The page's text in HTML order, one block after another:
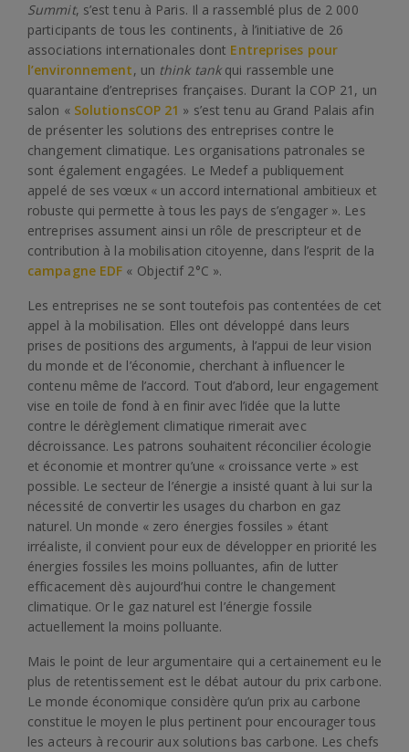
Summit, s’est tenu à Paris. Il a rassemblé plus de 2 000
participants de tous les continents, à l’initiative de 26
associations internationales dont Entreprises pour
l’environnement, un think tankqui rassemble une
quarantaine d’entreprises françaises. Durant la COP 21, un
salon « SolutionsCOP 21 » s’est tenu au Grand Palais afin
de présenter les solutions des entreprises contre le
changement climatique. Les organisations patronales se
sont également engagées. Le Medef a publiquement
appelé de ses vœux « un accord international ambitieux et
robuste qui permette à tous les pays de s’engager ». Les
entreprises assument ainsi un rôle de prescripteur et de
contribution à la mobilisation citoyenne, dans l’esprit de la
campagne EDF « Objectif 2°C ».
Les entreprises ne se sont toutefois pas contentées de cet
appel à la mobilisation. Elles ont développé dans leurs
prises de positions des arguments, à l’appui de leur vision
du monde et de l’économie, cherchant à influencer le
contenu même de l’accord. Tout d’abord, leur engagement
vise en toile de fond à en finir avec l’idée que la lutte
contre le dérèglement climatique rimerait avec
décroissance. Les patrons souhaitent réconcilier écologie
et économie et montrer qu’une « croissance verte » est
possible. Le secteur de l’énergie a insisté quant à lui sur la
nécessité de convertir les usages du charbon en gaz
naturel. Un monde « zero énergies fossiles » étant
irréaliste, il convient pour eux de développer en priorité les
énergies fossiles les moins polluantes, afin de lutter
efficacement dès aujourd’hui contre le changement
climatique. Or le gaz naturel est l’énergie fossile
actuellement la moins polluante.
Mais le point de leur argumentaire qui a certainement eu le
plus de retentissement est le débat autour du prix carbone.
Le monde économique considère qu’un prix au carbone
constitue le moyen le plus pertinent pour encourager tous
les acteurs à recourir aux solutions bas carbone. Les chefs